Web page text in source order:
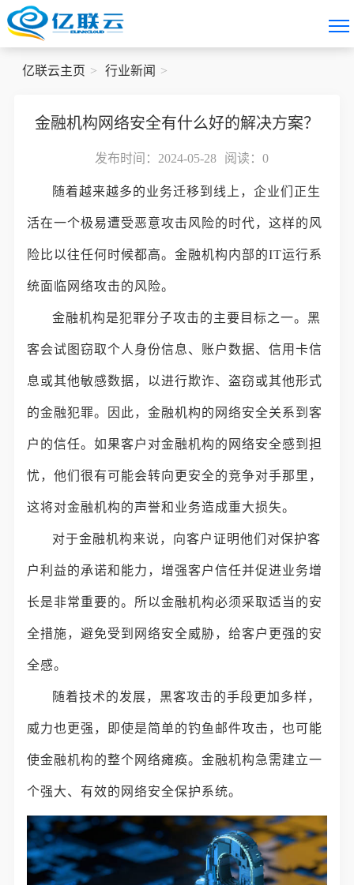
亿联云主页 行业新闻
金融机构网络安全有什么好的解决方案？
发布时间：2024-05-28 阅读： 0
随着越来越多的业务迁移到线上，企业们正生
活在一个极易遭受恶意攻击风险的时代，这样的风
险比以往任何时候都高。金融机构内部的IT运行系
统面临网络攻击的风险。
金融机构是犯罪分子攻击的主要目标之一。黑
客会试图窃取个人身份信息、账户数据、信用卡信
息或其他敏感数据，以进行欺诈、盗窃或其他形式
的金融犯罪。因此，金融机构的网络安全关系到客
户的信任。如果客户对金融机构的网络安全感到担
忧，他们很有可能会转向更安全的竞争对手那里，
这将对金融机构的声誉和业务造成重大损失。
对于金融机构来说，向客户证明他们对保护客
户利益的承诺和能力，增强客户信任并促进业务增
长是非常重要的。所以金融机构必须采取适当的安
全措施，避免受到网络安全威胁，给客户更强的安
全感。
随着技术的发展，黑客攻击的手段更加多样，
威力也更强，即使是简单的钓鱼邮件攻击，也可能
使金融机构的整个网络瘫痪。金融机构急需建立一
个强大、有效的网络安全保护系统。